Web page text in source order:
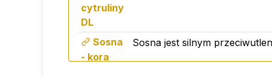
Activ NO Drink został zaprojektowany,
diecie. Jest idealny dla każdego, kto
postaci płynnej.
cytruliny
DL
Sosna
- kora
Sosna jest silnym